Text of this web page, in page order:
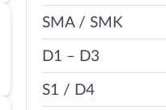
SMA / SMK
D1 – D3
S1 / D4